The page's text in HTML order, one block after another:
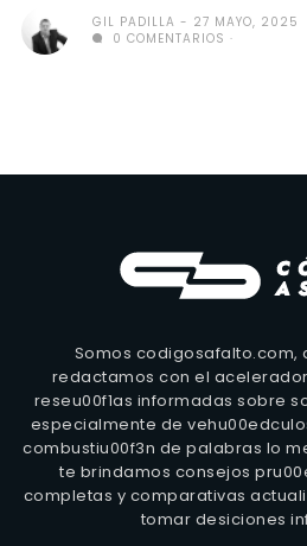
GIL PADILLA
27 MAYO, 2025
0 COMENTARIOS
Somos codigosafalto.com,
redactamos con el
reseu00f1as informadas sobre
especialmente de
combustiu00f3n de palabras lo
te brindamos consejos
completas y comparativas
tomar desiciones